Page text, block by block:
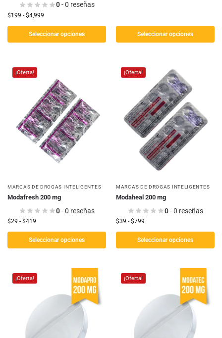
0- 0 reseñas
$199 - $4,999
Seleccionar opciones Seleccionar opciones
¡Oferta!
MARCAS DE DROGAS INTELIGENTES
Modafresh 200 mg
0- 0 reseñas
$29 - $419
Seleccionar opciones
¡Oferta!
MARCAS DE DROGAS INTELIGENTES
Modaheal 200 mg
0- 0 reseñas
$39 - $799
Seleccionar opciones
¡Oferta! ¡Oferta!